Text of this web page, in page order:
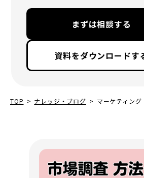
まずは相談する
資料をダウンロードす
TOP > ナレッジ・ブログ > マーケティング